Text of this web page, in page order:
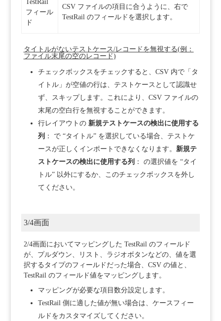
TestRail
フィール
ド
CSV ファイルの項目に合うように、右で
TestRail のフィールドを選択します。
タイトルがないテストケース/レコードを無視する(例：
ファイル末尾の空のレコード)
チェックボックスをチェックすると、CSV 内で「タ
イトル」が空値の行は、テストケースとして認識せ
ず、スキップします。これにより、CSV ファイルの
末尾の空白行を無視することができます。
行レイアウトの 新規テストケースの検出に使用する
列 ： で “タイトル” を選択している場合、テストケ
ースが正しくインポートできなくなります。 新規テ
ストケースの検出に使用する列 ： の選択値を “タイ
トル” 以外にするか、このチェックボックスを外し
てください。
3/4画面
2/4画面においてマッピングした TestRail のフィールド
が、プルダウン、リスト、ラジオボタンなどの、値を選
択するタイプのフィールドだった場合、CSV の値と、
TestRail のフィールド値をマッピングします。
マッピングが必要な項目数分設定します。
TestRail 側に適した値が無い場合は、ケースフィー
ルドをカスタマイズしてください。